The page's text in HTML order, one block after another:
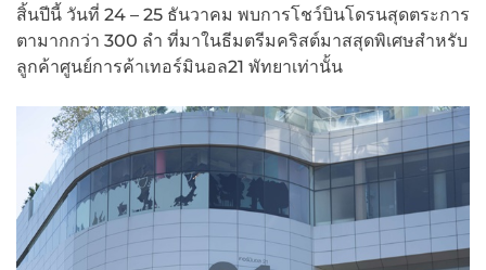
สิ้นปีนี้ วันที่ 24 – 25 ธันวาคม พบการโชว์บินโดรนสุดตระการ
ตามากกว่า 300 ลำ ที่มาในธีมตรีมคริสต์มาสสุดพิเศษสำหรับ
ลูกค้าศูนย์การค้าเทอร์มินอล21 พัทยาเท่านั้น